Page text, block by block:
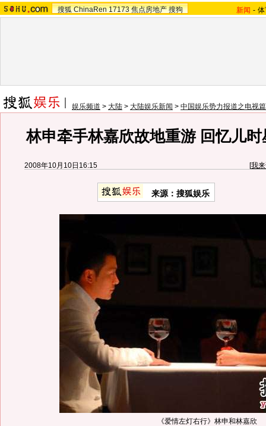
搜狐 ChinaRen 17173 焦点房地产 搜狗 新闻 -
娱乐频道 > 大陆 > 大陆娱乐新闻 > 中国娱乐势力报道之电视篇
林申牵手林嘉欣故地重游 回忆儿
2008年10月10日16:15 [我
来源：搜狐娱乐
《爱情左灯右行》林申和林嘉欣